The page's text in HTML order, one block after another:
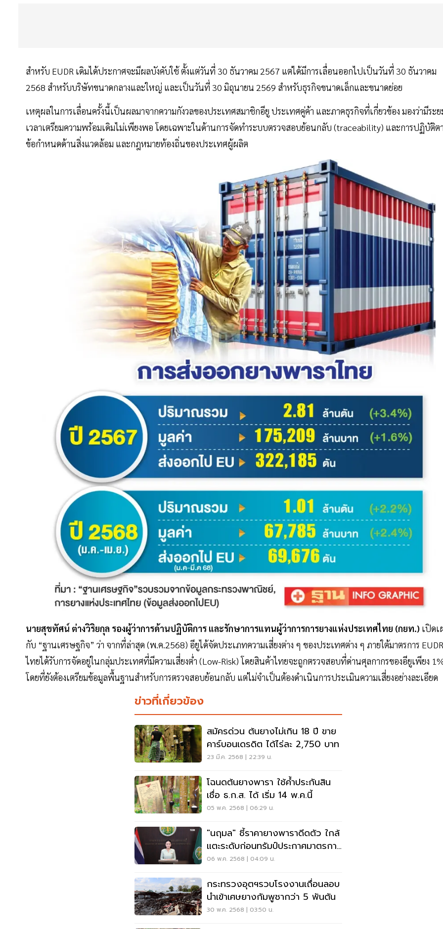
สำหรับ EUDR เดิมได้ประกาศจะมีผลบังคับใช้ ตั้งแต่วันที่ 30 ธันวาคม 2567 แต่ได้มีการเลื่อนออกไปเป็นวันที่ 30 ธันวาคม
2568 สำหรับบริษัทขนาดกลางและใหญ่ และเป็นวันที่ 30 มิถุนายน 2569 สำหรับธุรกิจขนาดเล็กและขนาดย่อย
เหตุผลในการเลื่อนครั้งนี้เป็นผลมาจากความกังวลของประเทศสมาชิกอียู ประเทศคู่ค้า และภาคธุรกิจที่เกี่ยวข้อง มองว่ามีระย
เวลาเตรียมความพร้อมเดิมไม่เพียงพอ โดยเฉพาะในด้านการจัดทำระบบตรวจสอบย้อนกลับ (traceability) และการปฏิบัติต
ข้อกำหนดด้านสิ่งแวดล้อม และกฎหมายท้องถิ่นของประเทศผู้ผลิต
นายสุขทัศน์ ต่างวิริยกุล รองผู้ว่าการด้านปฏิบัติการ และรักษาการแทนผู้ว่าการการยางแห่งประเทศไทย (กยท.) เปิดเ
กับ “ฐานเศรษฐกิจ” ว่า จากที่ล่าสุด (พ.ค.2568) อียูได้จัดประเภทความเสี่ยงต่าง ๆ ของประเทศต่าง ๆ ภายใต้มาตรการ EUDR
ไทยได้รับการจัดอยู่ในกลุ่มประเทศที่มีความเสี่ยงตํ่า (Low-Risk) โดยสินค้าไทยจะถูกตรวจสอบที่ด่านศุลกากรของอียูเพียง
โดยที่ยังต้องเตรียมข้อมูลพื้นฐานสำหรับการตรวจสอบย้อนกลับ แต่ไม่จำเป็นต้องดำเนินการประเมินความเสี่ยงอย่างละเอียด
ข่าวที่เกี่ยวข้อง
สมัครด่วน ต้นยางไม่เกิน 18 ปี ขาย
คาร์บอนเดรดิต ได้ไร่ละ 2,750 บาท
23 มี.ค. 2568 | 22:39 น.
โฉนดต้นยางพารา ใช้ค้ำประกันสิน
เชื่อ ธ.ก.ส. ได้ เริ่ม 14 พ.ค.นี้
05 พ.ค. 2568 | 06:29 น.
"นฤมล" ชี้ราคายางพาราดีดตัว ใกล้
แตะระดับก่อนทรัมป์ประกาศมาตรการ
ภาษี
06 พ.ค. 2568 | 04:09 น.
กระทรวงอุตฯรวบโรงงานเถื่อนลอบ
นำเข้าเศษยางกัมพูชากว่า 5 พันตัน
30 พ.ค. 2568 | 03:50 น.